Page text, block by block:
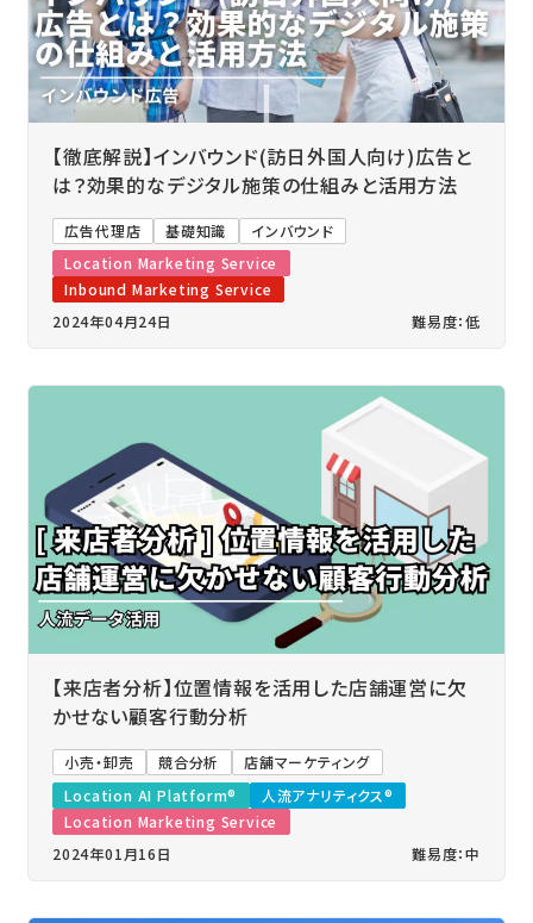
【徹底解説】インバウンド(訪日外国人向け)広告と
は？効果的なデジタル施策の仕組みと活用方法
広告代理店 基礎知識
インバウンド
Location Marketing Service
Inbound Marketing Service
2024年04月24日
難易度：低
【来店者分析】位置情報を活用した店舗運営に欠
かせない顧客行動分析
小売・卸売 競合分析
店舗マーケティング
Location AI Platform®
人流アナリティクス®
Location Marketing Service
2024年01月16日
難易度：中